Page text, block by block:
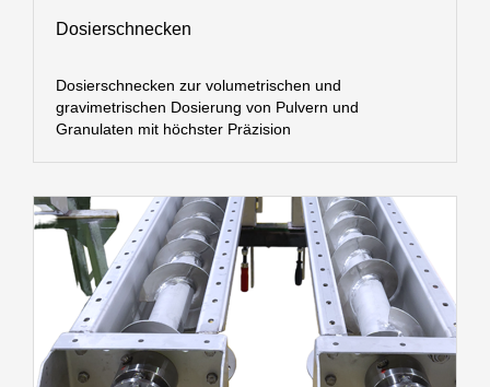
Dosierschnecken
Dosierschnecken zur volumetrischen und
gravimetrischen Dosierung von Pulvern und
Granulaten mit höchster Präzision